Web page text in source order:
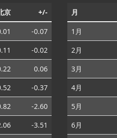
京 +/-
-0.07
-0.02
0.06
-0.37
-2.60
-3.51
月
1月
2月
3月
4月
5月
6月